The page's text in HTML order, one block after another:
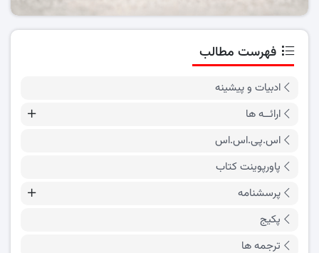
فهرست مطالب
ادبیات و پیشینه
ارائــه ها
اس.پی.اس.اس
پاورپوینت کتاب
پرسشنامه
پکیج
ترجمه ها